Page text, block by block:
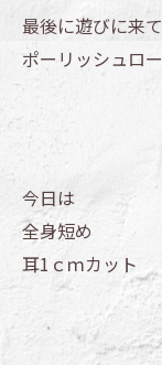
最後に遊びに来
ポーリッシュロ
今日は
全身短め
耳1ｃｍカット